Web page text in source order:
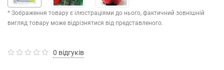
* Зображення товару є ілюстраціями до нього, фактичний зовнішній
вигляд товару може відрізнятися від представленого.
0 відгуків